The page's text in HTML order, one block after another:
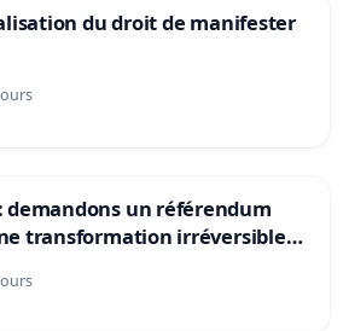
les anciens montants
naissant dans une famille
? Basculer les familles dans le
Calculer des compensations
trouvée pour ces « familles à
en vigueur des nouveaux
2020 prochain.
scolaire 2019 nous semble
du droit de manifester
demandons un référendum
transformation irréversible
»